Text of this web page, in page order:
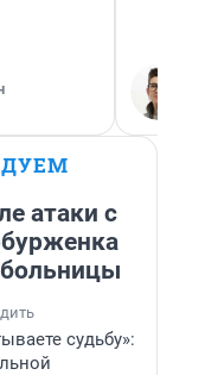
атаки с
судьбу»: